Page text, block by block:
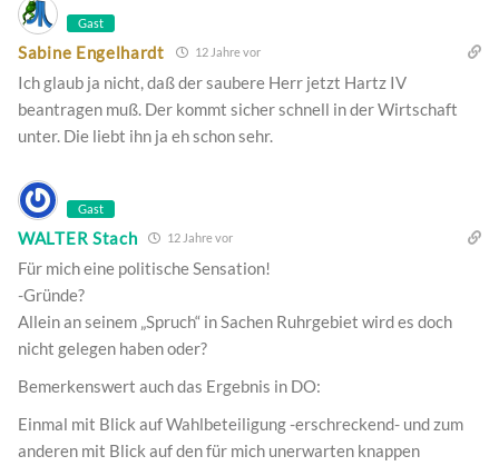
Gast
Sabine Engelhardt 12 Jahre vor
Ich glaub ja nicht, daß der saubere Herr jetzt Hartz IV
beantragen muß. Der kommt sicher schnell in der Wirtschaft
unter. Die liebt ihn ja eh schon sehr.
Gast
WALTER Stach 12 Jahre vor
Für mich eine politische Sensation!
-Gründe?
Allein an seinem „Spruch“ in Sachen Ruhrgebiet wird es doch
nicht gelegen haben oder?
Bemerkenswert auch das Ergebnis in DO:
Einmal mit Blick auf Wahlbeteiligung -erschreckend- und zum
anderen mit Blick auf den für mich unerwarten knappen